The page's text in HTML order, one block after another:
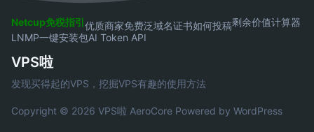
Netcup免税指引优质商家免费泛域名证书如何投稿剩余价值计算器
LNMP一键安装包AI Token API
VPS啦
发现买得起的VPS，挖掘VPS有趣的使用方法
Copyright © 2026 VPS啦 AeroCore Powered by WordPress